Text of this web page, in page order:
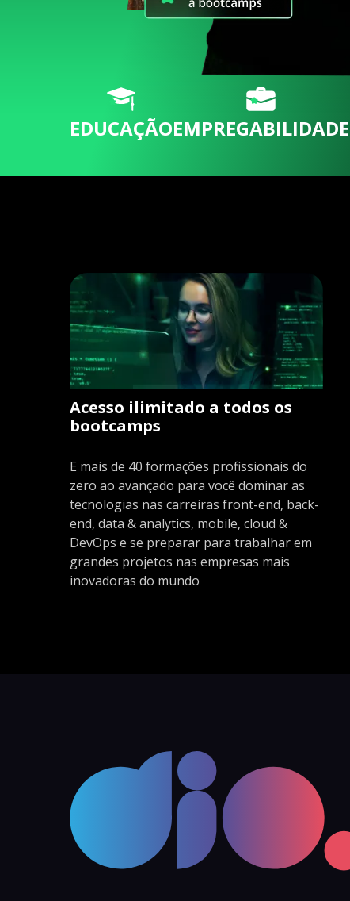
EDUCAÇÃOEMPREGABILIDADE
Acesso ilimitado a todos os
bootcamps
E mais de 40 formações profissionais do
zero ao avançado para você dominar as
tecnologias nas carreiras front-end, back-
end, data & analytics, mobile, cloud &
DevOps e se preparar para trabalhar em
grandes projetos nas empresas mais
inovadoras do mundo